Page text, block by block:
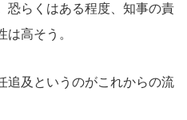
恐らくはある程度、知事の責
高そう。
追及というのがこれからの流